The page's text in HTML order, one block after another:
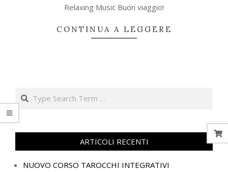
Relaxing Music Buon viaggio!
CONTINUA A LEGGERE
Search
ARTICOLI RECENTI
NUOVO CORSO TAROCCHI INTEGRATIVI